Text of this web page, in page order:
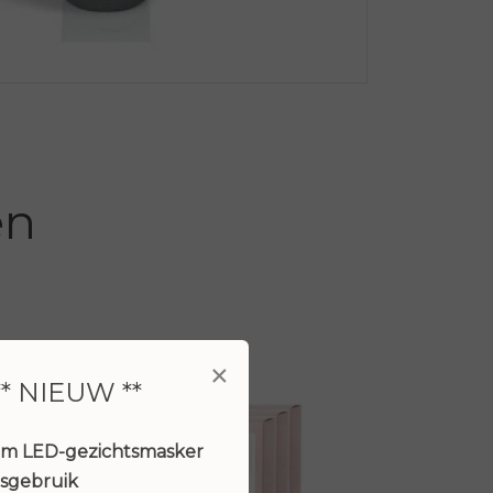
×
NIEUW **
LED-gezichtsmasker